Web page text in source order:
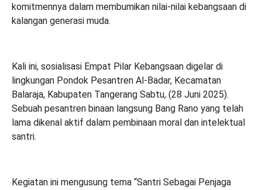
komitmennya dalam membumikan nilai-nilai kebangsaan di
kalangan generasi muda.
Kali ini, sosialisasi Empat Pilar Kebangsaan digelar di
lingkungan Pondok Pesantren Al-Badar, Kecamatan
Balaraja, Kabupaten Tangerang Sabtu, (28 Juni 2025).
Sebuah pesantren binaan langsung Bang Rano yang telah
lama dikenal aktif dalam pembinaan moral dan intelektual
santri.
Kegiatan ini mengusung tema “Santri Sebagai Penjaga